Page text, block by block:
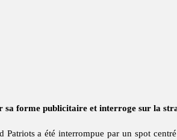
forme publicitaire et interroge sur la
a été interrompue par un spot